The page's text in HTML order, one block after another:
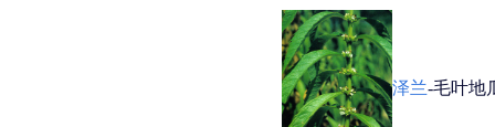
泽兰-毛叶地